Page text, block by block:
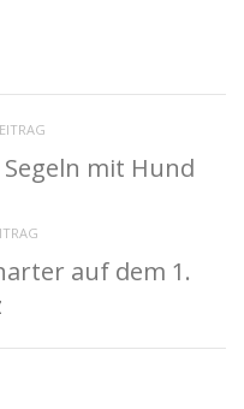
mit Hund
auf dem 1.